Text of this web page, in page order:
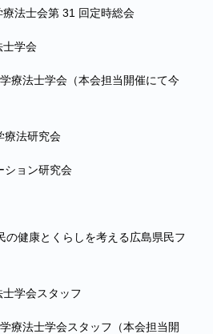
法士会第 31 回定時総会
士学会
療法士学会（本会担当開催にて今
療法研究会
ション研究会
の健康とくらしを考える広島県⺠フ
学会スタッフ
療法士学会スタッフ（本会担当開